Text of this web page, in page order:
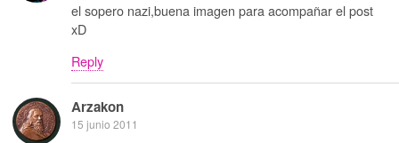
el sopero nazi,buena imagen para acompañar el post
xD
Reply
Arzakon
15 junio 2011